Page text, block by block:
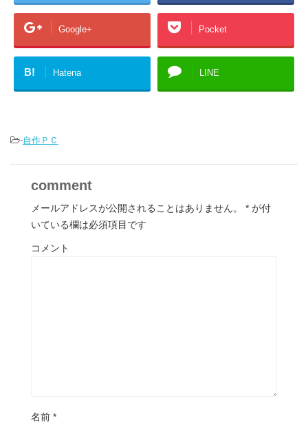
Google+ Pocket
B! Hatena LINE
-自作ＰＣ
comment
メールアドレスが公開されることはありません。 * が付
いている欄は必須項目です
コメント
名前 *